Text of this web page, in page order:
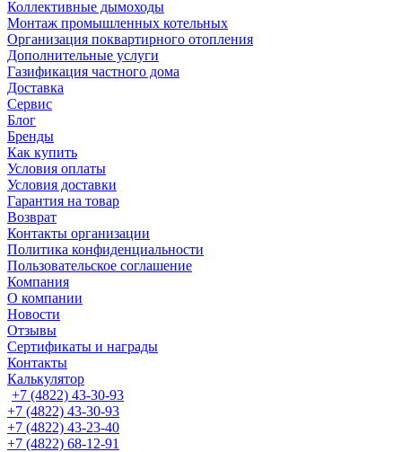
Коллективные дымоходы
Монтаж промышленных котельных
Организация поквартирного отопления
Дополнительные услуги
Газификация частного дома
Доставка
Сервис
Блог
Бренды
Как купить
Условия оплаты
Условия доставки
Гарантия на товар
Возврат
Контакты организации
Политика конфиденциальности
Пользовательское соглашение
Компания
О компании
Новости
Отзывы
Сертификаты и награды
Контакты
Калькулятор
+7 (4822) 43-30-93
+7 (4822) 43-30-93
+7 (4822) 43-23-40
+7 (4822) 68-12-91